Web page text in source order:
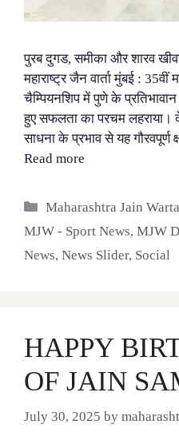
पुरब दुगड, समीका और शारव
महाराष्ट्र जैन वार्ता मुंबई : 35वीं
चैम्पियनशिप में पुणे के
हुए सफलता का परचम लहराया।
साधना के प्रभाव से यह
Read more
Categories
Maharashtra Jain Warta
MJW - Sport News, MJW
News, News Slider, Social
HAPPY
OF JAIN
July 30, 2025 by